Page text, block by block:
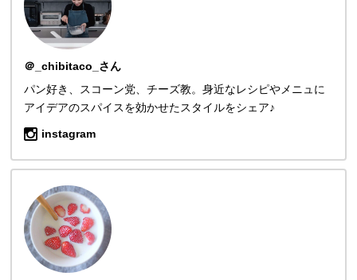
＠_chibitaco_さん
パン好き、スコーン党、チーズ教。身近なレシピやメニュに
アイデアのスパイスを効かせたスタイルをシェア♪
instagram